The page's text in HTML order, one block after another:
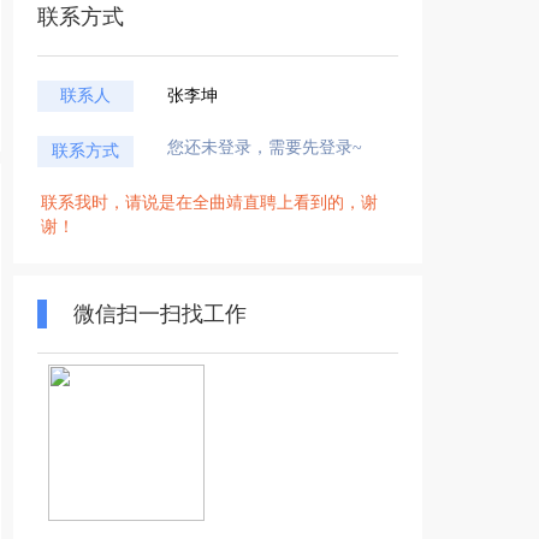
联系方式
联系人 张李坤
联系方式 您还未登录，需要先登录~
联系我时，请说是在全曲靖直聘上看到的，谢
谢！
微信扫一扫找工作